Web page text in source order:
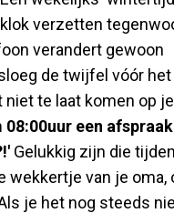
verzetten
verandert gewoon
de twijfel vóór
niet te laat komen op
een
Gelukkig zijn die
wekkertje van je oma,
je het nog steeds